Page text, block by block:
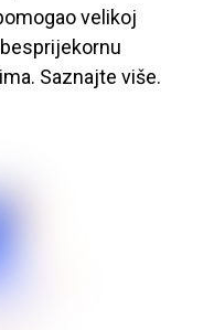
velikoj
Saznajte više.